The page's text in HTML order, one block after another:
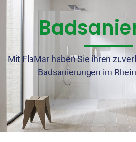
Mit FlaMar haben Sie ihren
Badsanierungen im